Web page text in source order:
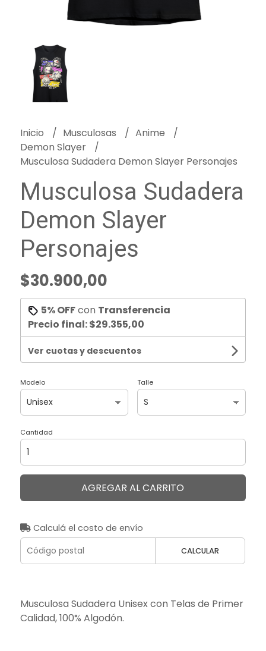
Inicio Musculosas
Anime
Demon Slayer
Musculosa Sudadera Demon Slayer Personajes
Musculosa Sudadera
Demon Slayer
Personajes
$30.900,00
5% OFFcon Transferencia
Precio final:$29.355,00
Ver cuotas y descuentos
Modelo Talle
Cantidad
AGREGAR AL CARRITO
Calculá el costo de envío
CALCULAR
Musculosa Sudadera Unisex con Telas de Primer
Calidad, 100% Algodón.